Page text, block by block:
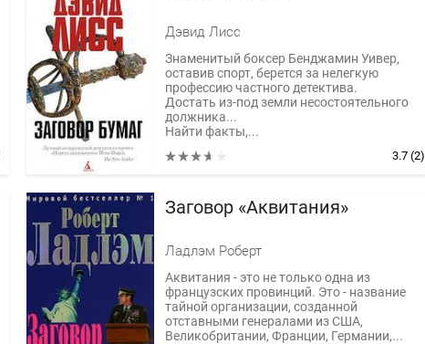
Дэвид Лисс
Знаменитый боксер Бенджамин Уивер,
оставив спорт, берется за нелегкую
профессию частного детектива.
Достать из-под земли несостоятельного
должника...
Найти факты,...
3.7(2)
Заговор «Аквитания»
Ладлэм Роберт
Аквитания - это не только одна из
французских провинций. Это - название
тайной организации, созданной
отставными генералами из США,
Великобритании, Франции, Германии,...